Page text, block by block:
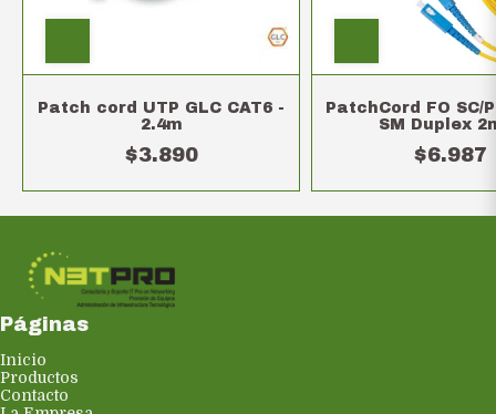
Patch cord UTP GLC CAT6 -
2.4m
$3.890
PatchCord FO SC/
SM Duplex
$6.987
Páginas
Inicio
Productos
Contacto